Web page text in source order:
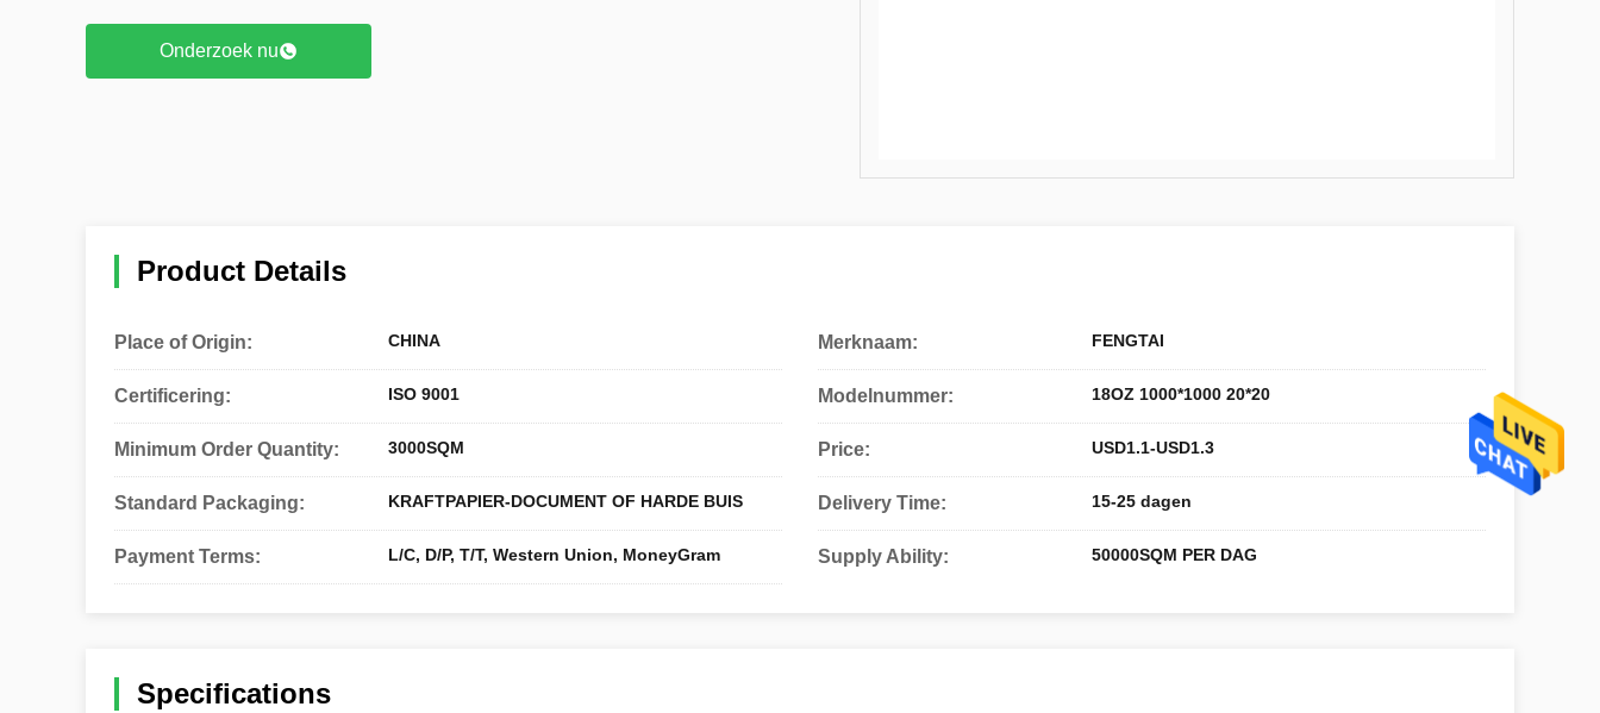
Onderzoek nu
Product Details
Place of Origin: CHINA Merknaam: FENGTAI
Certificering: ISO 9001 Modelnummer: 18OZ 1000*1000 20*20
Minimum Order Quantity: 3000SQM Price: USD1.1-USD1.3
Standard Packaging: KRAFTPAPIER-DOCUMENT OF HARDE BUIS Delivery Time: 15-25 dagen
Payment Terms: L/C, D/P, T/T, Western Union, MoneyGram Supply Ability: 50000SQM PER DAG
Specifications